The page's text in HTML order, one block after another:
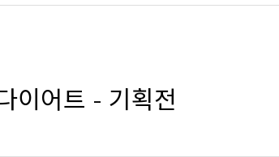
이어트 - 기획전